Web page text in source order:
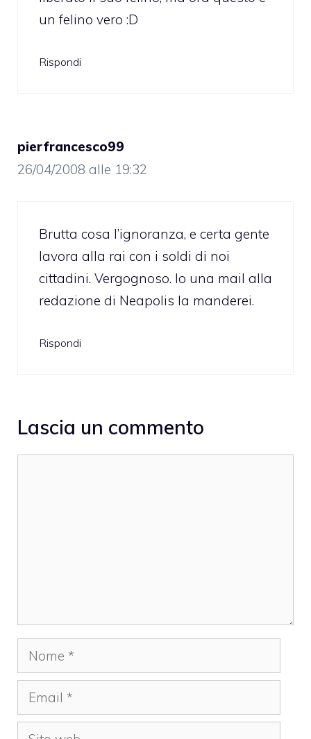
un felino vero :D
Rispondi
pierfrancesco99
26/04/2008 alle 19:32
Brutta cosa l’ignoranza, e certa gente
lavora alla rai con i soldi di noi
cittadini. Vergognoso. Io una mail alla
redazione di Neapolis la manderei.
Rispondi
Lascia un commento
Nome
Email
Sito